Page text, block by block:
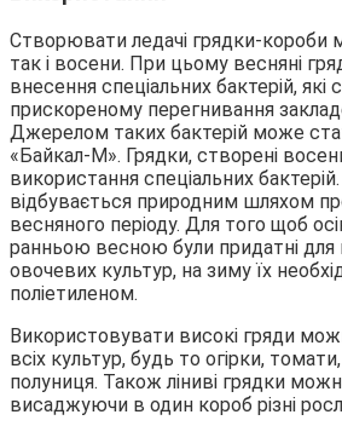
Створювати ледачі грядки-короби
так і восени. При цьому весняні
внесення спеціальних бактерій, які
прискореному перегнивання
Джерелом таких бактерій може
«Байкал-М». Грядки, створені
використання спеціальних
відбувається природним шляхом
весняного періоду. Для того щоб
ранньою весною були придатні
овочевих культур, на зиму їх
поліетиленом.
Використовувати високі гряди
всіх культур, будь то огірки,
полуниця. Також ліниві грядки
висаджуючи в один короб різні